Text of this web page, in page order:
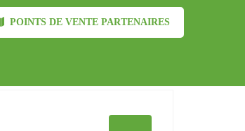
POINTS DE VENTE PARTENAIRES